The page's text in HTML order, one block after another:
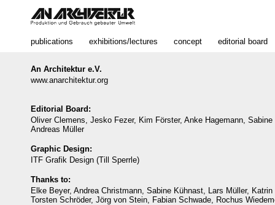
An Architektur e.V.
www.anarchitektur.org
Editorial Board:
Oliver Clemens, Jesko Fezer, Kim Förster, Anke Hagemann,
Andreas Müller
Graphic Design:
ITF Grafik Design (Till Sperrle)
Thanks to:
Elke Beyer, Andrea Christmann, Sabine Kühnast, Lars Müller,
Torsten Schröder, Jörg von Stein, Fabian Schwade, Rochus
publications exhibitions/lectures concept editorial board